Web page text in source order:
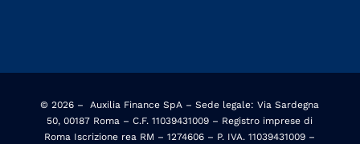
© 2026 –
Auxilia Finance SpA – Sede legale: Via Sardegna
50, 00187 Roma – C.F. 11039431009 – Registro imprese di
Roma Iscrizione rea RM – 1274606 – P. IVA. 11039431009 –